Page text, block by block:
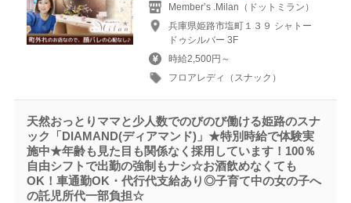
Member’s .Milan（ドットミラン）
兵庫県姫路市塩町１３９ シャトー
ドゥシルバー 3F
時給2,500円～
フロアレディ（スナック）
天然おっとりママと少人数でのびのび働ける姫路のスナ
ック「DIAMAND(ディアマンド)」★特別時給で体験実
施中★年齢も見た目も関係なく採用しています！100％
自由シフトで出勤の強制もナシ☆お酒飲めなくても
OK！車通勤OK・代行代支給あり◎子育て中の女の子へ
の託児所代一部負担☆